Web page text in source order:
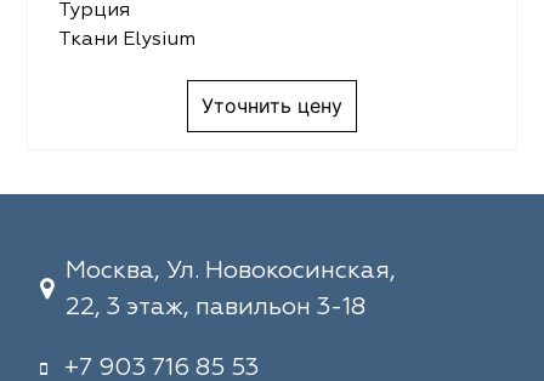
Турция
Ткани Elysium
Уточнить цену
Москва, Ул. Новокосинская,
22, 3 этаж, павильон 3-18
+7 903 716 85 53